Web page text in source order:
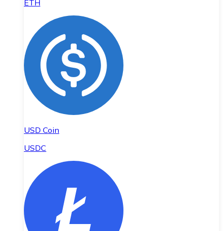
ETH
USD Coin
USDC